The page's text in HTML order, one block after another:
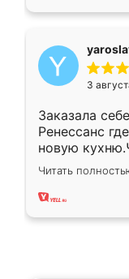
3
Заказала
Ренессанс
новую
вполне
два года,
Читать